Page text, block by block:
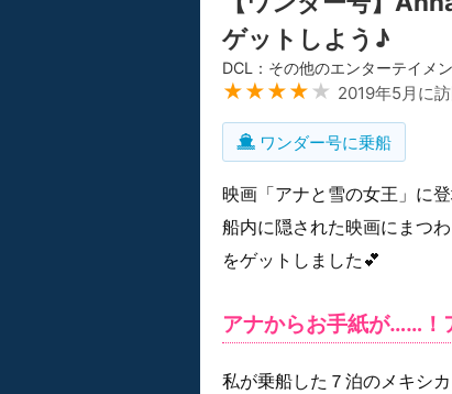
ゲットしよう♪
DCL：その他のエンターテイメ
★★★★ ★ 2019年5月に
ワンダー号に乗船
映画「アナと雪の女王」に
船内に隠された映画にまつ
をゲットしました💕
アナからお手紙が……！
私が乗船した７泊のメキシ